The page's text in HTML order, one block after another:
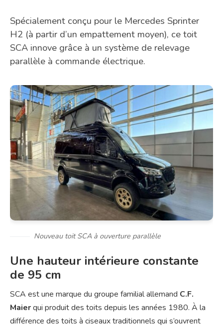
Spécialement conçu pour le Mercedes Sprinter
H2 (à partir d’un empattement moyen), ce toit
SCA innove grâce à un système de relevage
parallèle à commande électrique.
Nouveau toit SCA à ouverture parallèle
Une hauteur intérieure constante
de 95 cm
SCA est une marque du groupe familial allemand C.F.
Maierqui produit des toits depuis les années 1980. À la
différence des toits à ciseaux traditionnels qui s’ouvrent